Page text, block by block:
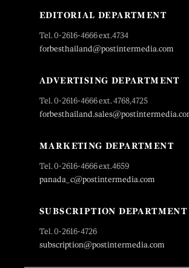
EDITORIAL DEPARTMENT
Tel. 0-2616-4666 ext.4734
forbesthailand@postintermedia.com
ADVERTISING DEPARTMENT
Tel. 0-2616-4666 ext. 4768,4725
MARKETING DEPARTMENT
Tel. 0-2616-4666 ext.4659
panada_c@postintermedia.com
SUBSCRIPTION DEPARTMENT
Tel. 0-2616-4726
subscription@postintermedia.com